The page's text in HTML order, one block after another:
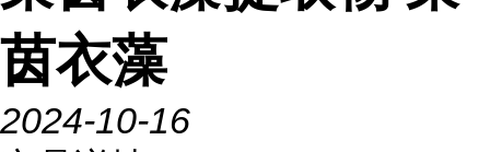
茵衣藻
2024-10-16